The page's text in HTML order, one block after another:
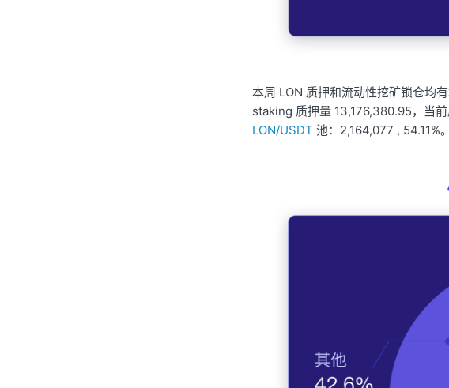
本周 LON 质押和流动性挖矿锁仓均
staking 质押量 13,176,380.95，当
LON/USDT 池：2,164,077 , 54.11%。